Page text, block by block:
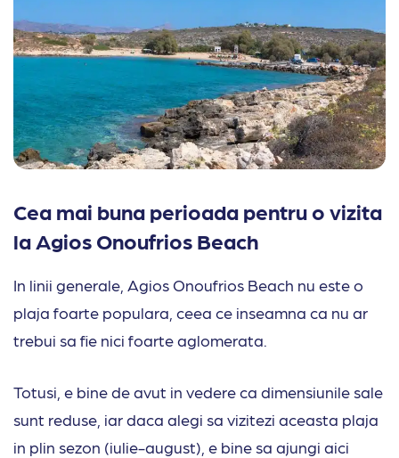
Cea mai buna perioada pentru o vizita
la Agios Onoufrios Beach
In linii generale, Agios Onoufrios Beach nu este o
plaja foarte populara, ceea ce inseamna ca nu ar
trebui sa fie nici foarte aglomerata.
Totusi, e bine de avut in vedere ca dimensiunile sale
sunt reduse, iar daca alegi sa vizitezi aceasta plaja
in plin sezon (iulie-august), e bine sa ajungi aici